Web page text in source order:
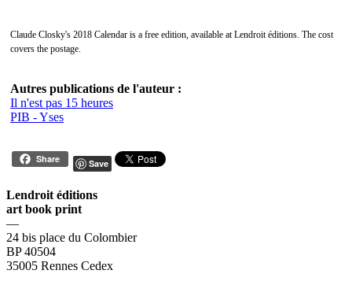
Claude Closky's 2018 Calendar is a free edition, available at Lendroit éditions. The cost
covers the postage.
Autres publications de l'auteur :
Il n'est pas 15 heures
PIB - Yses
Share Save
Lendroit éditions
art book print
—
24 bis place du Colombier
BP 40504
35005 Rennes Cedex